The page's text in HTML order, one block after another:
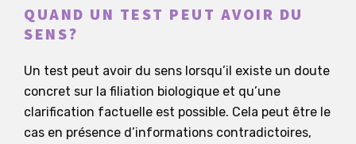
QUAND UN TEST PEUT AVOIR DU
SENS?
Un test peut avoir du sens lorsqu’il existe un doute
concret sur la filiation biologique et qu’une
clarification factuelle est possible. Cela peut être le
cas en présence d’informations contradictoires,